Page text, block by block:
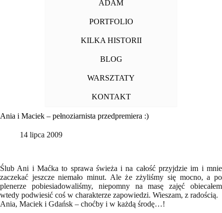
ADAM
PORTFOLIO
KILKA HISTORII
BLOG
WARSZTATY
KONTAKT
Ania i Maciek – pełnoziarnista przedpremiera :)
14 lipca 2009
Ślub Ani i Maćka to sprawa świeża i na całość przyjdzie im i mnie
zaczekać jeszcze niemało minut. Ale że zżyliśmy się mocno, a po
plenerze pobiesiadowaliśmy, niepomny na masę zajęć obiecałem
wtedy podwiesić coś w charakterze zapowiedzi. Wieszam, z radością.
Ania, Maciek i Gdańsk – choćby i w każdą środę…!